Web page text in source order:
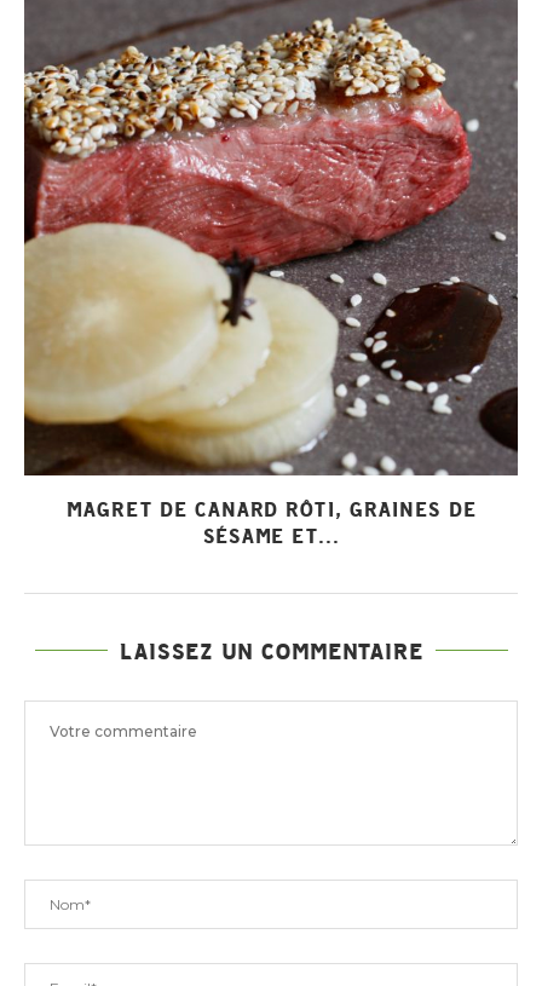
MAGRET DE CANARD RÔTI, GRAINES DE
SÉSAME ET...
LAISSEZ UN COMMENTAIRE